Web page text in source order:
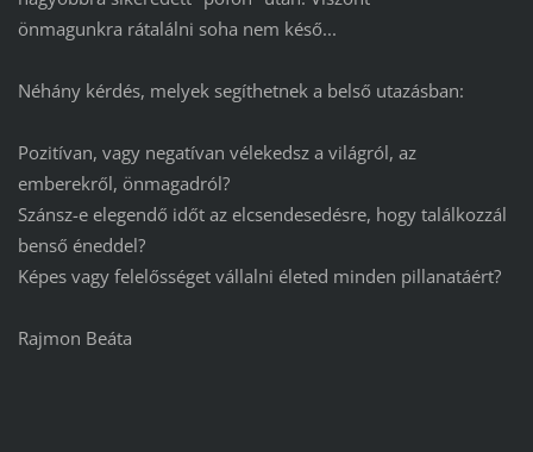
önmagunkra rátalálni soha nem késő...
Néhány kérdés, melyek segíthetnek a belső utazásban:
Pozitívan, vagy negatívan vélekedsz a világról, az
emberekről, önmagadról?
Szánsz-e elegendő időt az elcsendesedésre, hogy találkozzál
benső éneddel?
Képes vagy felelősséget vállalni életed minden pillanatáért?
Rajmon Beáta